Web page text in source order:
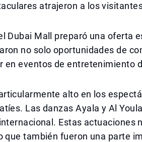
atrajeron a los
Dubai Mall preparó una oferta
no solo oportunidades de
en eventos de entretenimiento
alto en los
Las danzas Ayala y Al
Estas actuaciones
que también fueron una parte